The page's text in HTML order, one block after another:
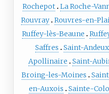
Rochepot La Roche-
Rouvray Rouvres-en-
Ruffey-lès-Beaune
Saffres
Saint-Andeux
Apollinaire
Saint-
Broing-les-Moines
en-Auxois
Sainte-